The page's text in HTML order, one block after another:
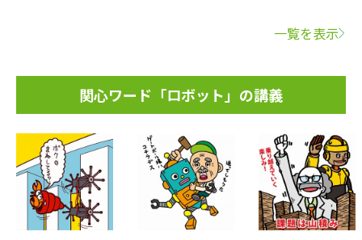
一覧を表示
関心ワード「ロボット」の講義